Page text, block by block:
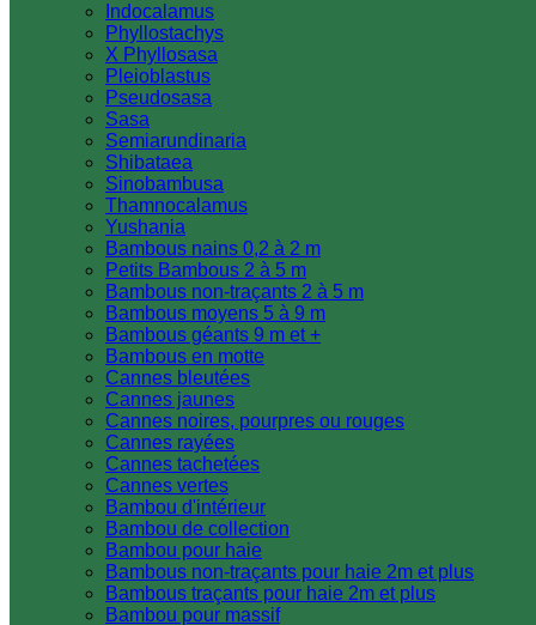
Indocalamus
Phyllostachys
X Phyllosasa
Pleioblastus
Pseudosasa
Sasa
Semiarundinaria
Shibataea
Sinobambusa
Thamnocalamus
Yushania
Bambous nains 0,2 à 2 m
Petits Bambous 2 à 5 m
Bambous non-traçants 2 à 5 m
Bambous moyens 5 à 9 m
Bambous géants 9 m et +
Bambous en motte
Cannes bleutées
Cannes jaunes
Cannes noires, pourpres ou rouges
Cannes rayées
Cannes tachetées
Cannes vertes
Bambou d'intérieur
Bambou de collection
Bambou pour haie
Bambous non-traçants pour haie 2m et plus
Bambous traçants pour haie 2m et plus
Bambou pour massif